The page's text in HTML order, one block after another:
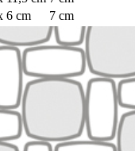
6 cm 7 cm